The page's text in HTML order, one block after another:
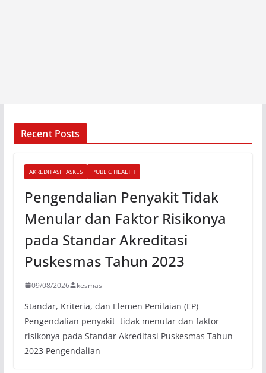
Recent Posts
AKREDITASI FASKES PUBLIC HEALTH
Pengendalian Penyakit Tidak
Menular dan Faktor Risikonya
pada Standar Akreditasi
Puskesmas Tahun 2023
09/08/2026 kesmas
Standar, Kriteria, dan Elemen Penilaian (EP)
Pengendalian penyakit tidak menular dan faktor
risikonya pada Standar Akreditasi Puskesmas Tahun
2023 Pengendalian